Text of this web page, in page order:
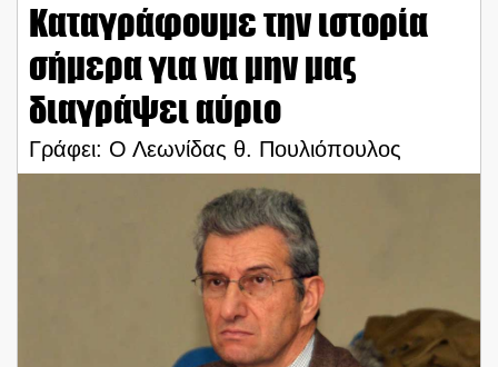
Καταγράφουμε την ιστορία
σήμερα για να μην μας
διαγράψει αύριο
Γράφει: Ο Λεωνίδας θ. Πουλιόπουλος